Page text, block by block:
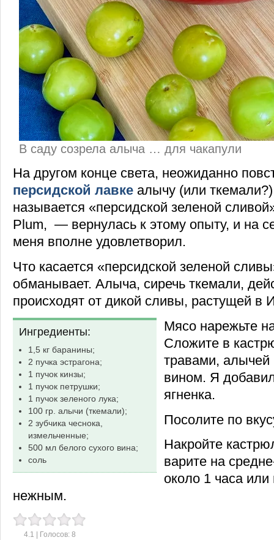
В саду созрела алыча … для чакапули
На другом конце света, неожиданно
персидской лавке алычу (или
называется «персидской зеленой
Plum, — вернулась к этому опыту, и на
меня вполне удовлетворил.
Что касается «персидской зеленой
обманывает. Алыча, сиречь ткемали,
происходят от дикой сливы, растущей в
Ингредиенты:
1,5 кг баранины;
2 пучка эстрагона;
1 пучок кинзы;
1 пучок петрушки;
1 пучок зеленого лука;
100 гр. алычи (ткемали);
2 зубчика чеснока,
измельченные;
500 мл белого сухого вина;
соль
Мясо нарежьте
Сложите в
травами, алычей
вином. Я
ягненка.
Посолите по
Накройте
варите на
около 1 часа или
нежным.
4.1 | Голосов: 8